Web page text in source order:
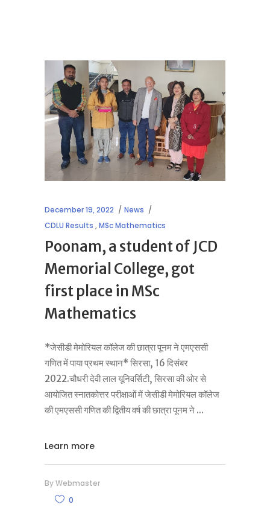
December 19, 2022
News
CDLU Results ,MSc Mathematics
Poonam, a student of JCD
Memorial College, got
first place in MSc
Mathematics
*जेसीडी मेमोरियल कॉलेज की छात्रा पूनम ने एमएससी
गणित में पाया प्रथम स्थान* सिरसा, 16 दिसंबर
2022.चौधरी देवी लाल यूनिवर्सिटी, सिरसा की ओर से
आयोजित स्नातकोत्तर परीक्षाओं में जेसीडी मेमोरियल कॉलेज
की एमएससी गणित की द्वितीय वर्ष की छात्रा पूनम ने
Learn more
ByWebmaster
0